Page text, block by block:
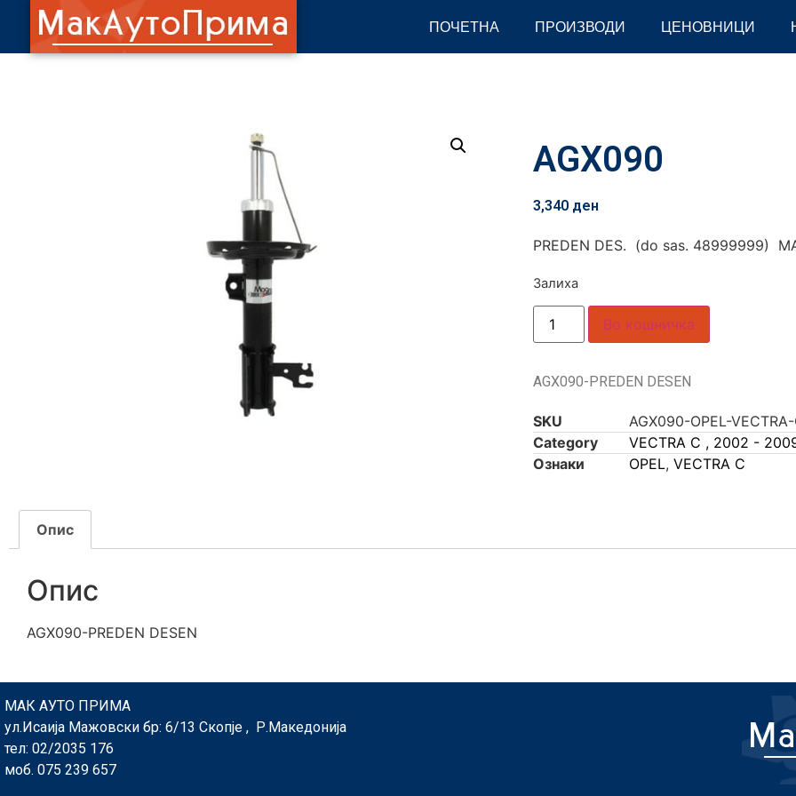
ПОЧЕТНА ПРОИЗВОДИ ЦЕНОВНИЦИ
AGX090
3,340 ден
PREDEN DES. (do sas. 48999999)
Залиха
Во кошничка
AGX090-PREDEN DESEN
SKU
AGX090-OPEL-
Category
VECTRA C , 2002 -
Ознаки
OPEL, VECTRA C
Опис
Опис
AGX090-PREDEN DESEN
МАК АУТО ПРИМА
ул.Исаија Мажовски бр: 6/13 Скопје , Р.Македонија
тел: 02/2035 176
моб. 075 239 657